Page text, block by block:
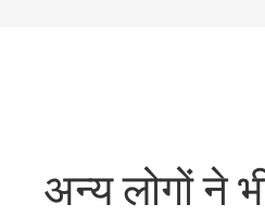
अन्य लोगों ने